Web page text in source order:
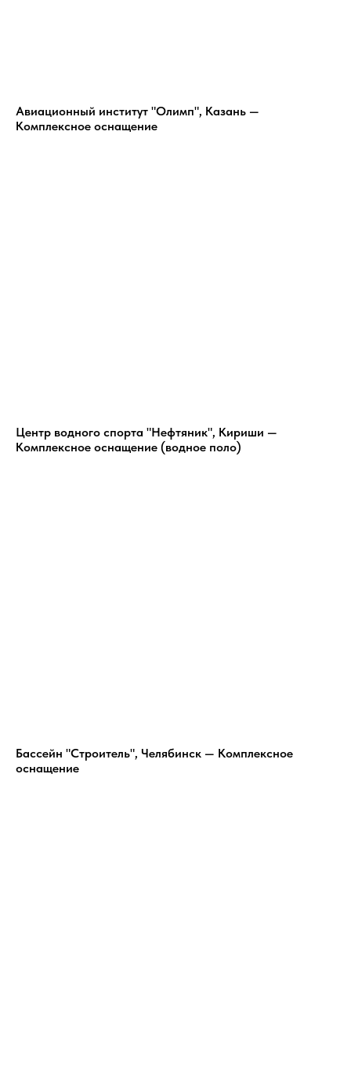
Авиационный институт "Олимп", Казань —
Комплексное оснащение
Центр водного спорта "Нефтяник", Кириши —
Комплексное оснащение (водное поло)
Бассейн "Строитель", Челябинск — Комплексное
оснащение